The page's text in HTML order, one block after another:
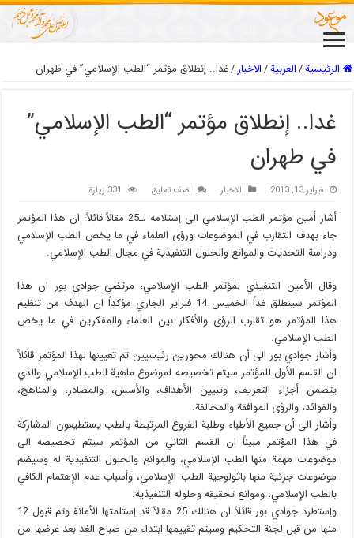
الرئيسية/العربیة/الاخبار/غدا.. إنطلاق مؤتمر “الطب الإسلامي” في طهران
غدا.. إنطلاق مؤتمر “الطب الإسلامي”
في طهران
فبراير 13, 2013 الاخبار اضف تعليق 331 زيارة
أشار أمين مؤتمر الطب الإسلامي الى إستلامه لـ25 مقالاً قائلاً: ان هذا المؤتمر
جاء بهدف التقارب في الموضوعات ورؤى العلماء في ما يخص الطب الإسلامي
ودراسة التحديات والموانع والحلول التنفيذية في مجال الطب الإسلامي.
وقال الأمين التنفيذي لمؤتمر الطب الإسلامي، مرتضي جوادي بور ان هذا
المؤتمر سينطلق غداً الخميس 14 فبراير الجاري مؤكداً ان الهدف من تنظيم
هذا المؤتمر هو تقارب الرؤى والأفكار بين العلماء والمفكرين في ما يخص
الطب الإسلامي.
وأشار جوادي بور الى أن هنالك محورين رئيسيين تم تعيينها لهذا المؤتمر قائلاً
ان القسم الأول للمؤتمر سيتم تخصيصه لموضوع ماهية الطب الإسلامي والذي
يتضمن أجزاء التعريف، وتبيين الأهداف، والأسس، والمصادر، والمناهج،
والفوائد، والرؤى الموافقة والمخالفة.
وأشار الى أن جميع الأطباء وطلبة الفروع المرتبطة بالطب يستطيعون المشاركة
في هذا المؤتمر مبيناً ان القسم الثاني من المؤتمر سيتم تخصيصه الى
موضوعات مهمة منها الطب الإسلامي، والموانع والحلول التنفيذية له وسيضم
موضوعات جزئية منها باثولوجية الطب الإسلامي، وأسباب عدم الإهتمام الكافي
بالطب الإسلامي، وموانع تحقيقه وحلوله التنفيذية.
وإستطرد جوادي بور قائلاً ان هنالك 25 مقالاً قد إستلمتها الأمانة وتم قبول 12
منها من قبل لجنة التحكيم وسيتم تقييمها ابتداء من صباح الغد بعد عرضها من